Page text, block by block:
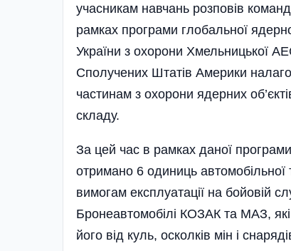
учасникам навчань розповів
рамках програми глобальної
України з охорони Хмельницької
Сполучених Штатів Америки
частинам з охорони ядерних
складу.
За цей час в рамках даної
отримано 6 одиниць автомобільної
вимогам експлуатації на бойовій
Бронеавтомобілі КОЗАК та МАЗ,
його від куль, осколків мін і